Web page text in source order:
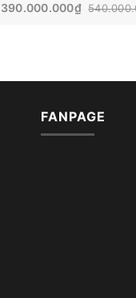
390.000.000₫
FANPAGE